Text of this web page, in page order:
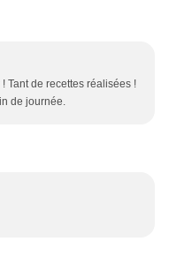
Tant de recettes réalisées !
de journée.